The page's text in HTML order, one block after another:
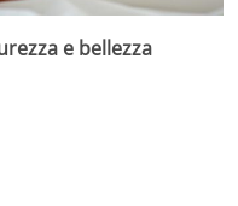
e bellezza